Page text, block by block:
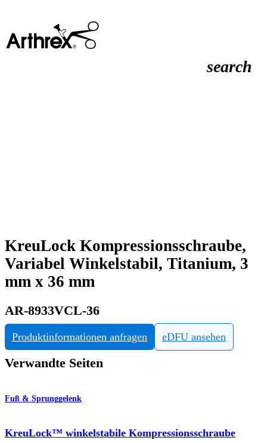
search
KreuLock Kompressionsschraube,
Variabel Winkelstabil, Titanium, 3
mm x 36 mm
AR-8933VCL-36
Produktinformationen anfragen eDFU ansehen
Verwandte Seiten
Fuß & Sprunggelenk
KreuLock™ winkelstabile Kompressionsschraube